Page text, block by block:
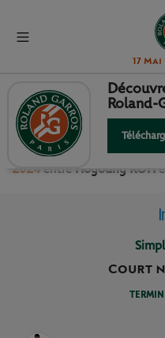
17 Mai
1ER TOUR
Revivez le match du 1er
2024 entre Hoyoung ROH
Court
Roland-